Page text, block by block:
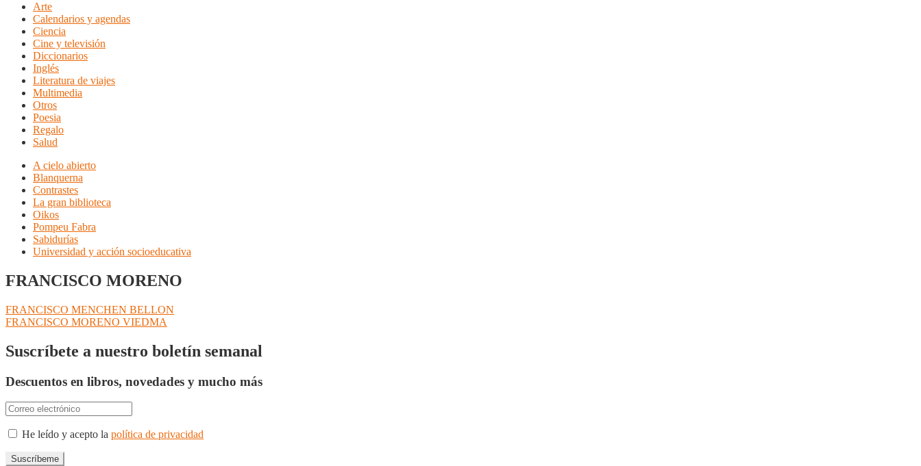
Arte
Calendarios y agendas
Ciencia
Cine y televisión
Diccionarios
Inglés
Literatura de viajes
Multimedia
Otros
Poesia
Regalo
Salud
A cielo abierto
Blanquerna
Contrastes
La gran biblioteca
Oikos
Pompeu Fabra
Sabidurías
Universidad y acción socioeducativa
FRANCISCO MORENO
Navegación
de
entradas
Anterior:
FRANCISCO MENCHEN BELLON
Siguiente:
FRANCISCO MORENO VIEDMA
Suscríbete a nuestro boletín semanal
Descuentos en libros, novedades y mucho más
He leído y acepto la política de privacidad